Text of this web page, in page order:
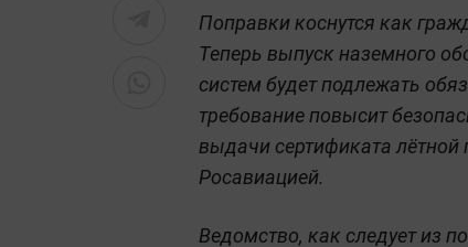
Поправки коснутся как
Теперь выпуск наземного
систем будет подлежать
требование повысит
выдачи сертификата лётной
Росавиацией.
Ведомство, как следует из